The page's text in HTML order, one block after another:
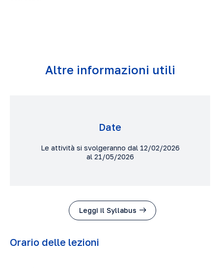
Altre informazioni utili
Date
Le attività si svolgeranno dal 12/02/2026
al 21/05/2026
Leggi il Syllabus
Orario delle lezioni